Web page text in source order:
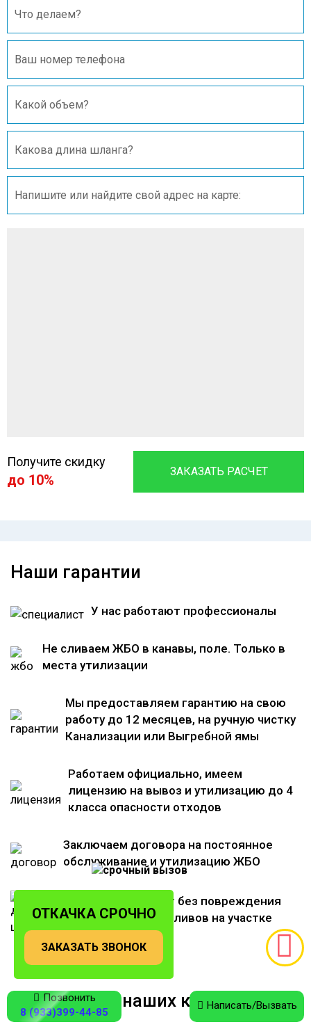
Получите скидку
до 10%
ЗАКАЗАТЬ РАСЧЕТ
Наши гарантии
У нас работают профессионалы
Не сливаем ЖБО в канавы, поле. Только в
места утилизации
Мы предоставляем гарантию на свою
работу до 12 месяцев, на ручную чистку
Канализации или Выгребной ямы
Работаем официально, имеем
лицензию на вывоз и утилизацию до 4
класса опасности отходов
Заключаем договора на постоянное
обслуживание и утилизацию ЖБО
Откачка проходит без повреждения
насаждений и разливов на участке
Отзывы наших клиентов
ОТКАЧКА СРОЧНО
ЗАКАЗАТЬ ЗВОНОК
Позвонить
8 (933)399-44-85
Написать/Вызвать